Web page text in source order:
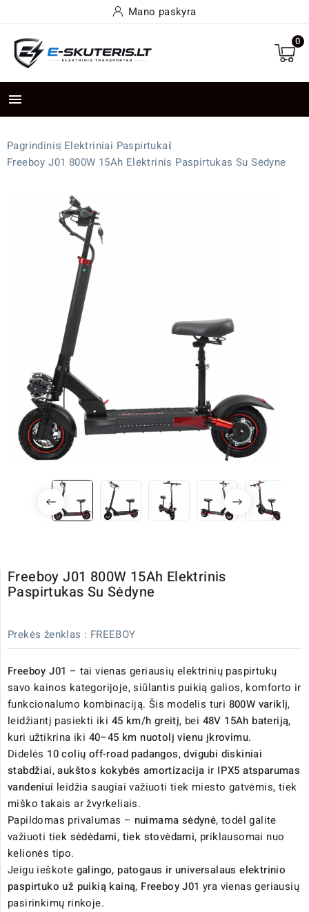
Mano paskyra
0

Pagrindinis Elektriniai Paspirtukai
Freeboy J01 800W 15Ah Elektrinis Paspirtukas Su Sėdyne
Freeboy J01 800W 15Ah Elektrinis
Paspirtukas Su Sėdyne
Prekės ženklas : FREEBOY
Freeboy J01 – tai vienas geriausių elektrinių paspirtukų
savo kainos kategorijoje, siūlantis puikią galios, komforto ir
funkcionalumo kombinaciją. Šis modelis turi 800W variklį,
leidžiantį pasiekti iki 45 km/h greitį, bei 48V 15Ah bateriją,
kuri užtikrina iki 40–45 km nuotolį vienu įkrovimu.
Didelės 10 colių off-road padangos,dvigubi diskiniai
stabdžiai,aukštos kokybės amortizacija ir IPX5 atsparumas
vandeniui leidžia saugiai važiuoti tiek miesto gatvėmis, tiek
miško takais ar žvyrkeliais.
Papildomas privalumas – nuimama sėdynė, todėl galite
važiuoti tiek sėdėdami, tiek stovėdami, priklausomai nuo
kelionės tipo.
Jeigu ieškote galingo, patogaus ir universalaus elektrinio
paspirtuko už puikią kainą, Freeboy J01 yra vienas geriausių
pasirinkimų rinkoje.